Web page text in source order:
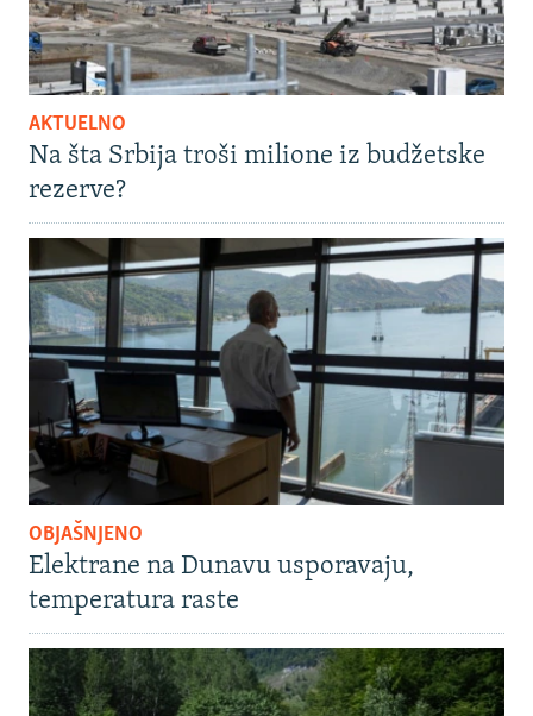
AKTUELNO
Na šta Srbija troši milione iz budžetske
rezerve?
OBJAŠNJENO
Elektrane na Dunavu usporavaju,
temperatura raste